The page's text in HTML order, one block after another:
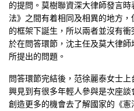
的提問。莫樹聯資深大律師發言
法》之間有着相同及相異的地方，
的框架下誕生，所以兩者並沒有
於在問答環節，沈主任及莫大律
所提出的問題。
問答環節完結後，范徐麗泰女士
興見到有很多年輕人參與是次座
創造更多的機會去了解國家的《